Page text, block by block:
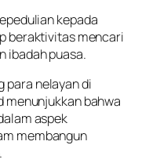
kepada
beraktivitas mencari
ibadah puasa.
para nelayan di
menunjukkan bahwa
aspek
membangun